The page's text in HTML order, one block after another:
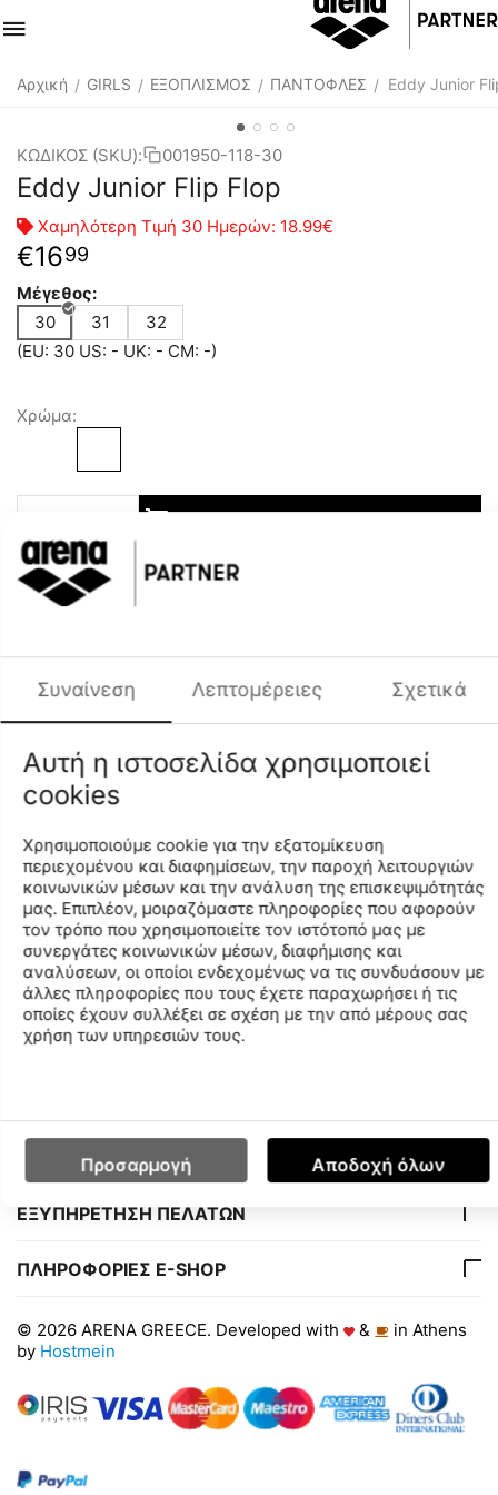
Αρχική / GIRLS / ΕΞΟΠΛΙΣΜΟΣ / ΠΑΝΤΟΦΛΕΣ / Eddy Junior
ΚΩΔΙΚΟΣ (SKU): 001950-118-30
Eddy Junior Flip Flop
Χαμηλότερη Τιμή 30 Ημερών: 18.99€
€1699
Μέγεθος:
30
31
32
(EU: 30 US: - UK: - CM: -)
Χρώμα:
Χρωματική Ομάδα
Φύλο
Περιγραφή
Οι μοντέρνες και κομψές σαγιονάρες για παιδιά της
σειράς “Eddy” είναι ειδικά σχεδιασμένες για υδάτινες
κατασκευασμένες από μαλακό, εξαιρετικά ελαφρύ υλικό,
που στεγνώνει εύκολα και γρήγορα. Η εργονομική
δυνατή άνεση. Η αντιολισθητική σόλα προσφέρει
ασφάλεια σε στεγνές και βρεγμένες επιφάνειες.
Χαρακτηριστικά
Διαθεσιμότητα Καταστημάτων
ΕΤΑΙΡΙΑ
ΕΞΥΠΗΡΕΤΗΣΗ ΠΕΛΑΤΩΝ
ΠΛΗΡΟΦΟΡΙΕΣ E-SHOP
© 2026 ARENA GREECE. Developed with &
in Athens
by Hostmein
Συναίνεση Λεπτομέρειες Σχετικά
Αυτή η ιστοσελίδα χρησιμοποιεί
cookies
Χρησιμοποιούμε cookie για την εξατομίκευση
περιεχομένου και διαφημίσεων, την παροχή λειτουργιών
κοινωνικών μέσων και την ανάλυση της επισκεψιμότητάς
μας. Επιπλέον, μοιραζόμαστε πληροφορίες που αφορούν
τον τρόπο που χρησιμοποιείτε τον ιστότοπό μας με
συνεργάτες κοινωνικών μέσων, διαφήμισης και
αναλύσεων, οι οποίοι ενδεχομένως να τις συνδυάσουν με
άλλες πληροφορίες που τους έχετε παραχωρήσει ή τις
οποίες έχουν συλλέξει σε σχέση με την από μέρους σας
χρήση των υπηρεσιών τους.
Προσαρμογή Αποδοχή όλων